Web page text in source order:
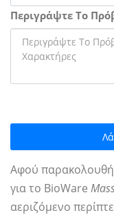
Περιγράψτε Το
Αφού
για το BioWare
αεριζόμενο